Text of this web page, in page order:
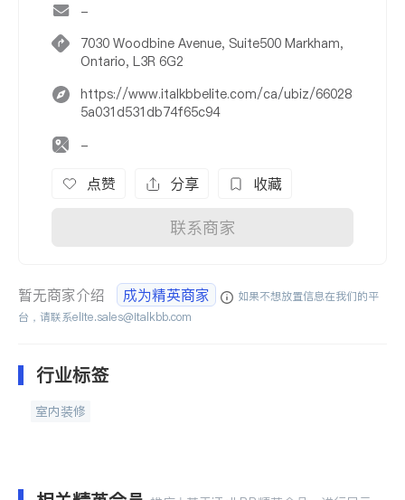
-
7030 Woodbine Avenue, Suite500 Markham,
Ontario, L3R 6G2
https://www.italkbbelite.com/ca/ubiz/66028
5a031d531db74f65c94
-
点赞 分享 收藏
联系商家
暂无商家介绍 成为精英商家
如果不想放置信息在我们的平
台，请联系elite.sales@italkbb.com
行业标签
室内装修